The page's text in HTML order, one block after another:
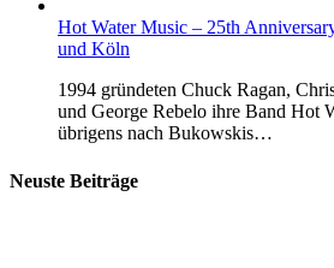
Hot Water Music – 25th
und Köln
1994 gründeten Chuck Ragan,
und George Rebelo ihre Band Hot
übrigens nach Bukowskis…
Neuste Beiträge